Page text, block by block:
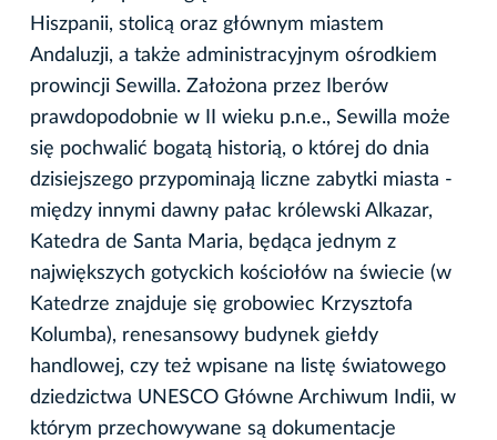
Hiszpanii, stolicą oraz głównym miastem
Andaluzji, a także administracyjnym ośrodkiem
prowincji Sewilla. Założona przez Iberów
prawdopodobnie w II wieku p.n.e., Sewilla może
się pochwalić bogatą historią, o której do dnia
dzisiejszego przypominają liczne zabytki miasta -
między innymi dawny pałac królewski Alkazar,
Katedra de Santa Maria, będąca jednym z
największych gotyckich kościołów na świecie (w
Katedrze znajduje się grobowiec Krzysztofa
Kolumba), renesansowy budynek giełdy
handlowej, czy też wpisane na listę światowego
dziedzictwa UNESCO Główne Archiwum Indii, w
którym przechowywane są dokumentacje